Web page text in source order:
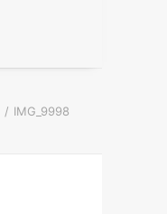
IMG_9998